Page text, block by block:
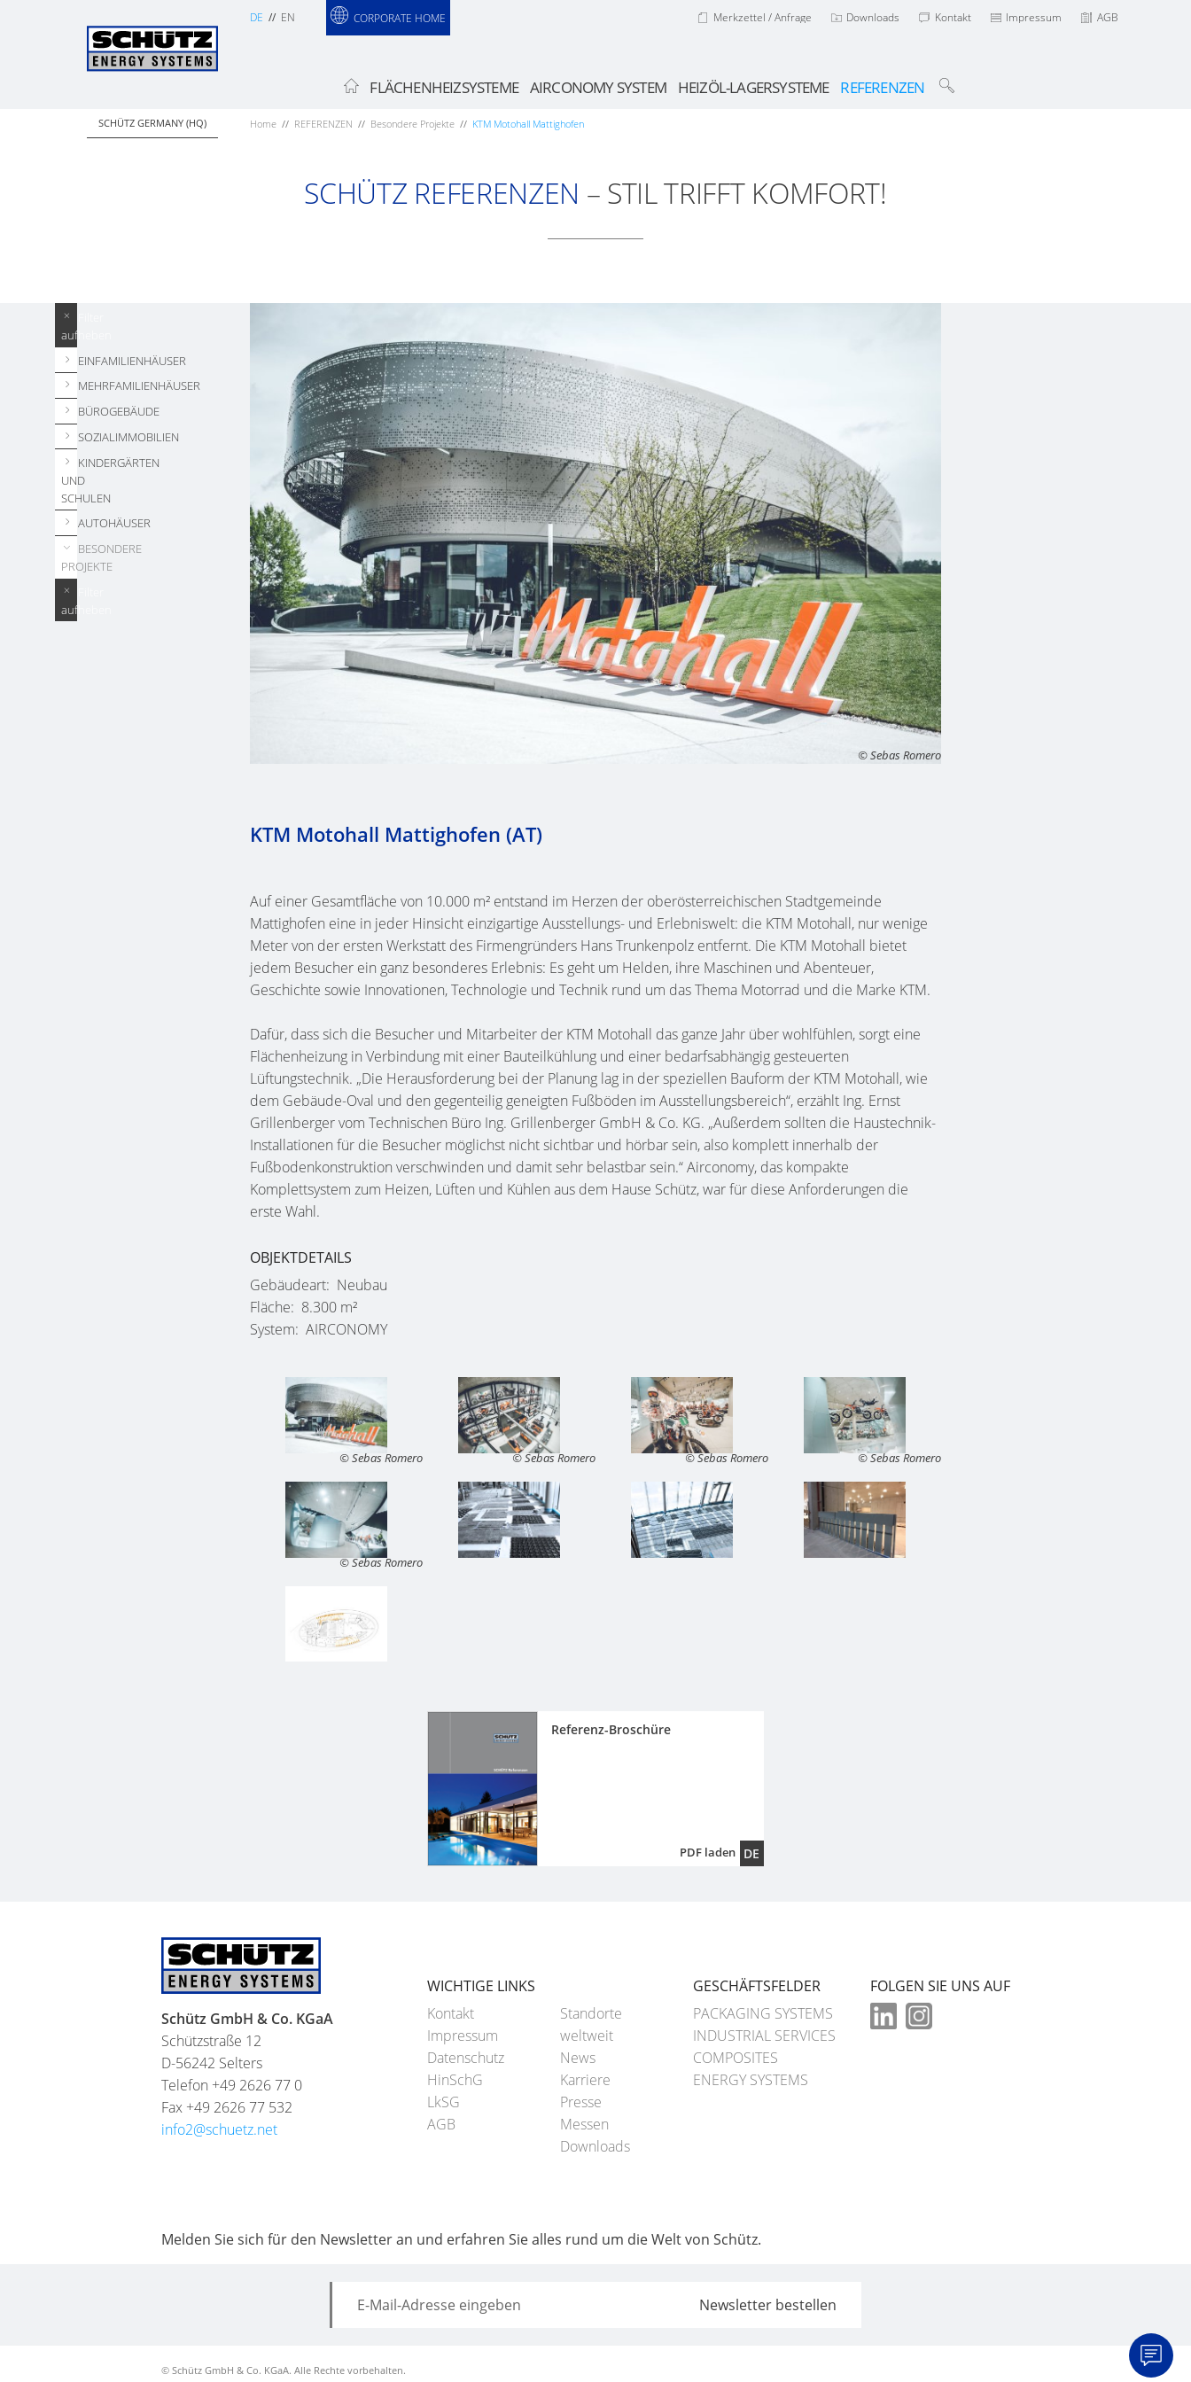
Merkzettel / Anfrage Downloads Kontakt Impressum AGB
DE EN CORPORATE HOME
FLÄCHENHEIZSYSTEME AIRCONOMY SYSTEM HEIZÖL-LAGERSYSTEME REFERENZEN
SCHÜTZ GERMANY (HQ) Home REFERENZEN Besondere Projekte KTM Motohall Mattighofen
SCHÜTZ REFERENZEN – STIL TRIFFT KOMFORT!
aufheben
EINFAMILIENHÄUSER
MEHRFAMILIENHÄUSER
BÜROGEBÄUDE
SOZIALIMMOBILIEN
KINDERGÄRTEN
UND
SCHULEN
AUTOHÄUSER
BESONDERE
PROJEKTE
aufheben
© Sebas Romero
KTM Motohall Mattighofen (AT)
Auf einer Gesamtfläche von 10.000 m² entstand im Herzen der oberösterreichischen Stadtgemeinde
Mattighofen eine in jeder Hinsicht einzigartige Ausstellungs- und Erlebniswelt: die KTM Motohall, nur wenige
Meter von der ersten Werkstatt des Firmengründers Hans Trunkenpolz entfernt. Die KTM Motohall bietet
jedem Besucher ein ganz besonderes Erlebnis: Es geht um Helden, ihre Maschinen und Abenteuer,
Geschichte sowie Innovationen, Technologie und Technik rund um das Thema Motorrad und die Marke KTM.
Dafür, dass sich die Besucher und Mitarbeiter der KTM Motohall das ganze Jahr über wohlfühlen, sorgt eine
Flächenheizung in Verbindung mit einer Bauteilkühlung und einer bedarfsabhängig gesteuerten
Lüftungstechnik. „Die Herausforderung bei der Planung lag in der speziellen Bauform der KTM Motohall, wie
dem Gebäude-Oval und den gegenteilig geneigten Fußböden im Ausstellungsbereich“, erzählt Ing. Ernst
Grillenberger vom Technischen Büro Ing. Grillenberger GmbH & Co. KG. „Außerdem sollten die Haustechnik-
Installationen für die Besucher möglichst nicht sichtbar und hörbar sein, also komplett innerhalb der
Fußbodenkonstruktion verschwinden und damit sehr belastbar sein.“ Airconomy, das kompakte
Komplettsystem zum Heizen, Lüften und Kühlen aus dem Hause Schütz, war für diese Anforderungen die
erste Wahl.
OBJEKTDETAILS
Gebäudeart Neubau
Fläche
8.300 m²
System
AIRCONOMY
© Sebas Romero © Sebas Romero © Sebas Romero © Sebas Romero
© Sebas Romero
Referenz-Broschüre
PDF laden DE
WICHTIGE LINKS
Kontakt
Impressum
Datenschutz
HinSchG
LkSG
AGB
Standorte
weltweit
News
Karriere
Presse
Messen
Downloads
GESCHÄFTSFELDER
PACKAGING SYSTEMS
INDUSTRIAL SERVICES
COMPOSITES
ENERGY SYSTEMS
FOLGEN SIE UNS AUF
Schütz GmbH & Co. KGaA
Schützstraße 12
D-56242 Selters
Telefon +49 2626 77 0
Fax +49 2626 77 532
info2@schuetz.net
Melden Sie sich für den Newsletter an und erfahren Sie alles rund um die Welt von Schütz.
© Schütz GmbH & Co. KGaA. Alle Rechte vorbehalten.